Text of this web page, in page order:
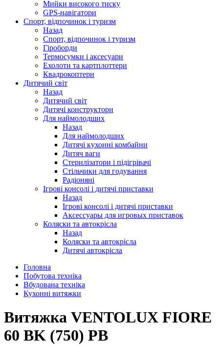
Мийки високого тиску
GPS-навігатори
Спорт, відпочинок і туризм
Назад
Спорт, відпочинок і туризм
Гіроборди
Термосумки і аксесуари
Ехолоти та картплоттери
Квадрокоптери
Дитячий світ
Назад
Дитячий світ
Дитячі конструктори
Для наймолодших
Назад
Для наймолодших
Дитячі кухонні комбайни
Дитяч ваги
Стерилізатори і підігрівачі
Стільчики для годування
Радіоняні
Ігрові консолі і дитячі приставки
Назад
Ігрові консолі і дитячі приставки
Аксессуары для игровых приставок
Коляски та автокрісла
Назад
Коляски та автокрісла
Дитячі автокрісла
Головна
Побутова техніка
Вбудована техніка
Кухонні витяжки
Витяжка VENTOLUX FIORE
60 BK (750) PB